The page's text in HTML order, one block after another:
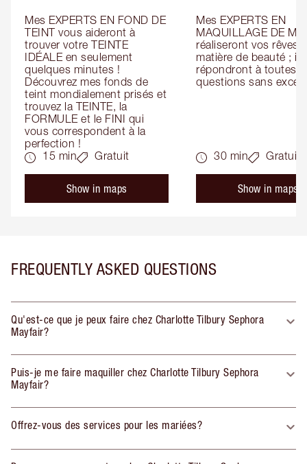
Mes EXPERTS EN FOND DE
TEINT vous aideront à
trouver votre TEINTE
IDÉALE en seulement
quelques minutes !
Découvrez mes fonds de
teint mondialement prisés et
trouvez la TEINTE, la
FORMULE et le FINI qui
vous correspondent à la
perfection !
15 min
Gratuit
Show in maps
Mes EXPERTS EN
MAQUILLAGE DE
réaliseront vos rêves
matière de beauté ; ils
répondront à toutes
questions sans
30 min Gratuit
Show in maps
FREQUENTLY ASKED QUESTIONS
Qu'est-ce que je peux faire chez Charlotte Tilbury Sephora
Mayfair?
Puis-je me faire maquiller chez Charlotte Tilbury Sephora
Mayfair?
Offrez-vous des services pour les mariées?